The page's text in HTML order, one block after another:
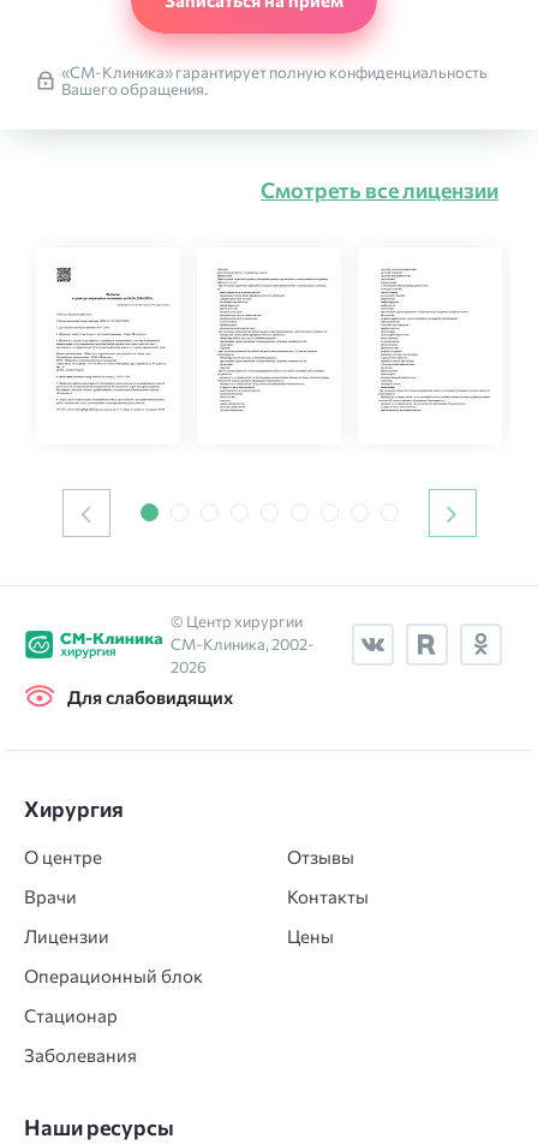
«СМ-Клиника» гарантирует полную конфиденциальность
Вашего обращения.
Смотреть все лицензии
© Центр хирургии
СМ‑Клиника, 2002-
2026
Для слабовидящих
Хирургия
О центре
Врачи
Лицензии
Операционный блок
Стационар
Заболевания
Отзывы
Контакты
Цены
Наши ресурсы